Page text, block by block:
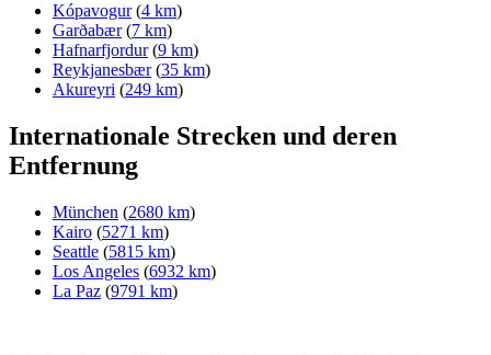
Kópavogur(4 km)
Garðabær(7 km)
Hafnarfjordur(9 km)
Reykjanesbær(35 km)
Akureyri (249 km)
Internationale Strecken und deren
Entfernung
München (2680 km)
Kairo (5271 km)
Seattle (5815 km)
Los Angeles (6932 km)
La Paz (9791 km)